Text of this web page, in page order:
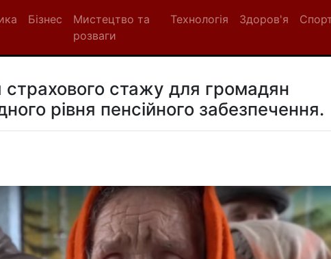
Бізнес
Мистецтво та
розваги
Технологія Здоров'я
стажу для громадян
рівня пенсійного забезпечення.